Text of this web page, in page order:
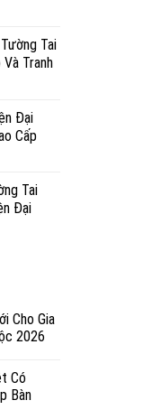
Tai
Tranh
Đại
Cấp
Tai
Đại
Cho Gia
2026
Có
Bàn